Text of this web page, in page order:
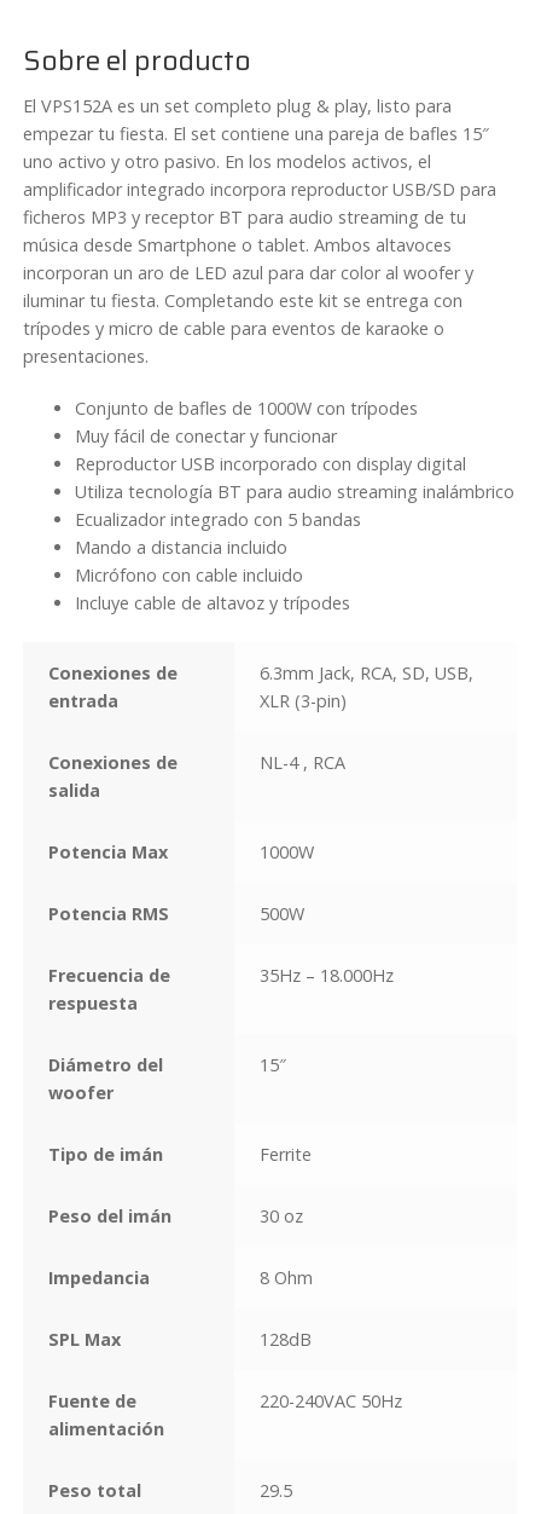
y
trípodes
Vonyx
VPS152A
cantidad
Sobre el producto
El VPS152A es un set completo plug & play, listo para
empezar tu fiesta. El set contiene una pareja de bafles 15″
uno activo y otro pasivo. En los modelos activos, el
amplificador integrado incorpora reproductor USB/SD para
ficheros MP3 y receptor BT para audio streaming de tu
música desde Smartphone o tablet. Ambos altavoces
incorporan un aro de LED azul para dar color al woofer y
iluminar tu fiesta. Completando este kit se entrega con
trípodes y micro de cable para eventos de karaoke o
presentaciones.
Conjunto de bafles de 1000W con trípodes
Muy fácil de conectar y funcionar
Reproductor USB incorporado con display digital
Utiliza tecnología BT para audio streaming inalámbrico
Ecualizador integrado con 5 bandas
Mando a distancia incluido
Micrófono con cable incluido
Incluye cable de altavoz y trípodes
Conexiones de
entrada
6.3mm Jack, RCA, SD, USB,
XLR (3-pin)
Conexiones de
salida
NL-4 , RCA
Potencia Max 1000W
Potencia RMS 500W
Frecuencia de
respuesta
35Hz – 18.000Hz
Diámetro del
woofer
15″
Tipo de imán Ferrite
Peso del imán 30 oz
Impedancia 8 Ohm
SPL Max 128dB
Fuente de
alimentación
220-240VAC 50Hz
Peso total 29.5